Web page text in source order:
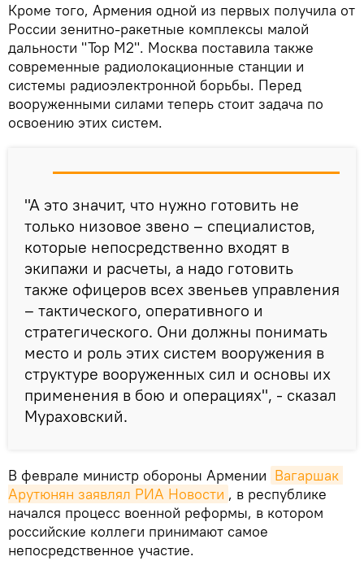
Кроме того, Армения одной из первых получила от
России зенитно-ракетные комплексы малой
дальности "Тор М2". Москва поставила также
современные радиолокационные станции и
системы радиоэлектронной борьбы. Перед
вооруженными силами теперь стоит задача по
освоению этих систем.
"А это значит, что нужно готовить не
только низовое звено – специалистов,
которые непосредственно входят в
экипажи и расчеты, а надо готовить
также офицеров всех звеньев управления
– тактического, оперативного и
стратегического. Они должны понимать
место и роль этих систем вооружения в
структуре вооруженных сил и основы их
применения в бою и операциях", - сказал
Мураховский.
В феврале министр обороны Армении Вагаршак
Арутюнян заявлял РИА Новости , в республике
начался процесс военной реформы, в котором
российские коллеги принимают самое
непосредственное участие.